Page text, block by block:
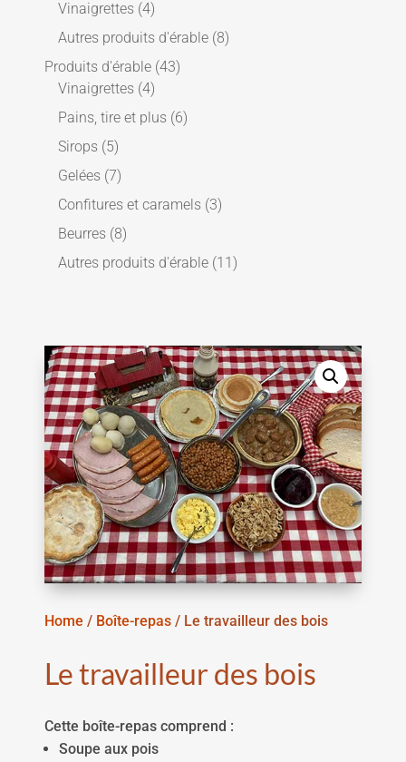
Vinaigrettes (4)
Autres produits d'érable (8)
Produits d'érable (43)
Vinaigrettes (4)
Pains, tire et plus (6)
Sirops (5)
Gelées (7)
Confitures et caramels (3)
Beurres (8)
Autres produits d'érable (11)
Home / Boîte-repas / Le travailleur des bois
Le travailleur des bois
Cette boîte-repas comprend :
Soupe aux pois